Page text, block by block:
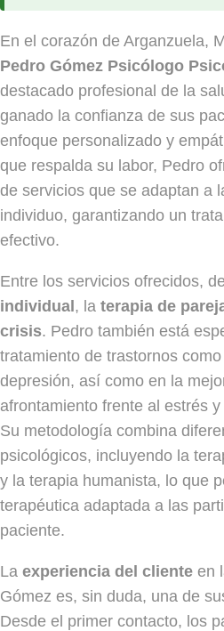
En el corazón de Arganzuela,
Pedro Gómez Psicólogo
destacado profesional de la
ganado la confianza de sus
enfoque personalizado y
que respalda su labor, Pedro
de servicios que se adaptan a
individuo, garantizando un
efectivo.
Entre los servicios ofrecidos,
individual, la terapia de
crisis. Pedro también está
tratamiento de trastornos
depresión, así como en la
afrontamiento frente al estrés
Su metodología combina
psicológicos, incluyendo la
y la terapia humanista, lo que
terapéutica adaptada a las
paciente.
La experiencia del cliente en
Gómez es, sin duda, una de
Desde el primer contacto, los